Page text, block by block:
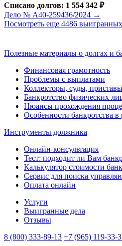
Списано долгов: 1 554 342 ₽
Дело № А40-259436/2024 →
Посмотреть еще 4486
Полезные материалы о долгах и
Финансовая грамотность
Проблемы с выплатами
Коллекторы, суды, приставы
Банкротство физических
Нюансы прохождения
Особенности банкротства в
Инструменты должника
Онлайн-консультация
Тест: подходит ли Вам
Калькулятор стоимости
Сервис для поиска
Оплата онлайн
Услуги
Выигранные дела
Отзывы
8 (800) 333-89-13 +7 (965) 119-33-